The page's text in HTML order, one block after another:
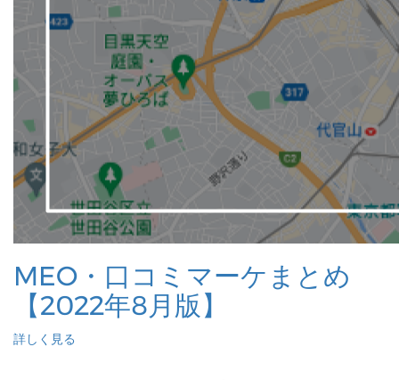
MEO・口コミマーケまとめ
【2022年8月版】
詳しく見る